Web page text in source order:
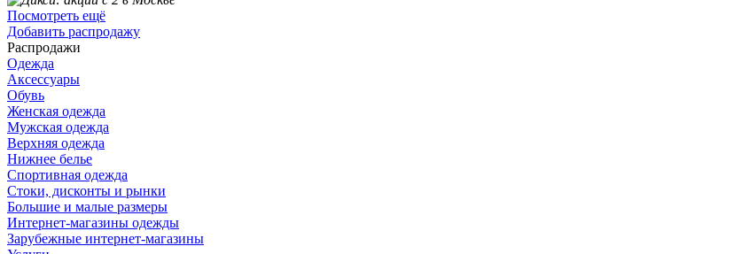
Посмотреть ещё
Добавить распродажу
Распродажи
Одежда
Аксессуары
Обувь
Женская одежда
Мужская одежда
Верхняя одежда
Нижнее белье
Спортивная одежда
Стоки, дисконты и рынки
Большие и малые размеры
Интернет-магазины одежды
Зарубежные интернет-магазины